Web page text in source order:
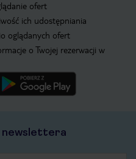
ofert
ich udostępniania
oglądanych ofert
o Twojej rezerwacji w
newslettera